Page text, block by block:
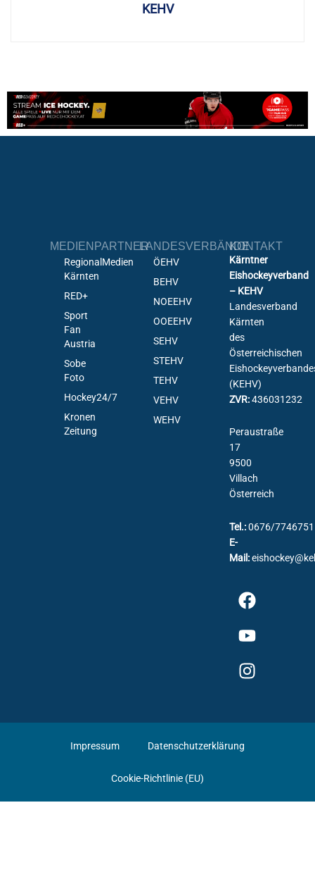
KEHV
MEDIENPARTNER
RegionalMedien
Kärnten
RED+
Sport
Fan
Austria
Sobe
Foto
Hockey24/7
Kronen
Zeitung
LANDESVERBÄNDE
ÖEHV
BEHV
NOEEHV
OOEEHV
SEHV
STEHV
TEHV
VEHV
WEHV
KONTAKT
Kärntner
Eishockeyverband
– KEHV
Landesverband
Kärnten
des
Österreichischen
(KEHV)
ZVR:436031232
Peraustraße
17
9500
Villach
Österreich
Tel.:0676/7746751
E-
Mail:
Impressum Datenschutzerklärung
Cookie-Richtlinie (EU)